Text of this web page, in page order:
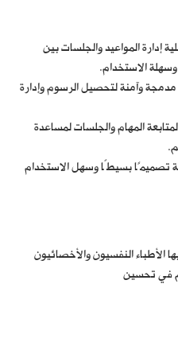
إدارة المواعيد والجلسات بين
الاستخدام.
مدمجة وآمنة لتحصيل الرسوم وإدارة
المهام والجلسات لمساعدة
تصميمًا بسيطًا وسهل الاستخدام
الأطباء النفسيون والأخصائيون
في تحسين